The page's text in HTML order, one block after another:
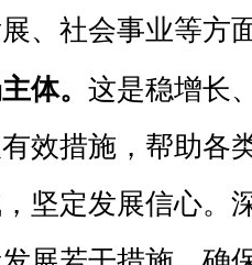
、社会事业等方
体。 这是稳增长
效措施，帮助各
坚定发展信心。